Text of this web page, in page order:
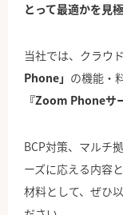
とって最適かを見
当社では、クラウ
Phone」 の機能・
『Zoom Phoneサ
BCP対策、マルチ
ーズに応える内容
材料として、ぜひ